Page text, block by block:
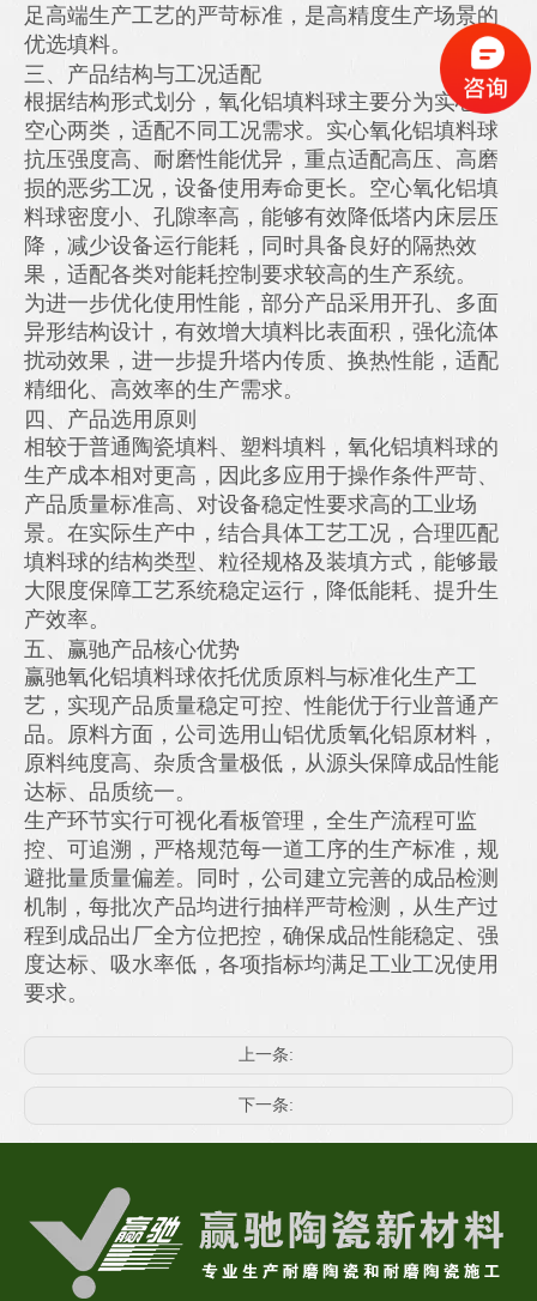
足高端生产工艺的严苛标准，是高精度生产场景的
优选填料。
三、产品结构与工况适配
根据结构形式划分，氧化铝填料球主要分为实心与
空心两类，适配不同工况需求。实心氧化铝填料球
抗压强度高、耐磨性能优异，重点适配高压、高磨
损的恶劣工况，设备使用寿命更长。空心氧化铝填
料球密度小、孔隙率高，能够有效降低塔内床层压
降，减少设备运行能耗，同时具备良好的隔热效
果，适配各类对能耗控制要求较高的生产系统。
为进一步优化使用性能，部分产品采用开孔、多面
异形结构设计，有效增大填料比表面积，强化流体
扰动效果，进一步提升塔内传质、换热性能，适配
精细化、高效率的生产需求。
四、产品选用原则
相较于普通陶瓷填料、塑料填料，氧化铝填料球的
生产成本相对更高，因此多应用于操作条件严苛、
产品质量标准高、对设备稳定性要求高的工业场
景。在实际生产中，结合具体工艺工况，合理匹配
填料球的结构类型、粒径规格及装填方式，能够最
大限度保障工艺系统稳定运行，降低能耗、提升生
产效率。
五、赢驰产品核心优势
赢驰氧化铝填料球依托优质原料与标准化生产工
艺，实现产品质量稳定可控、性能优于行业普通产
品。原料方面，公司选用山铝优质氧化铝原材料，
原料纯度高、杂质含量极低，从源头保障成品性能
达标、品质统一。
生产环节实行可视化看板管理，全生产流程可监
控、可追溯，严格规范每一道工序的生产标准，规
避批量质量偏差。同时，公司建立完善的成品检测
机制，每批次产品均进行抽样严苛检测，从生产过
程到成品出厂全方位把控，确保成品性能稳定、强
度达标、吸水率低，各项指标均满足工业工况使用
要求。
上一条:
下一条: